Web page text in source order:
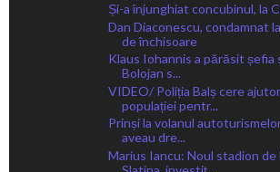
Și-a înjunghiat concubinul, la
Dan Diaconescu, condamnat
de închisoare
Klaus Iohannis a părăsit șefia
Bolojan s...
VIDEO/ Poliția Balș cere
populației pentr...
Prinși la volanul
aveau dre...
Marius Iancu: Noul stadion de